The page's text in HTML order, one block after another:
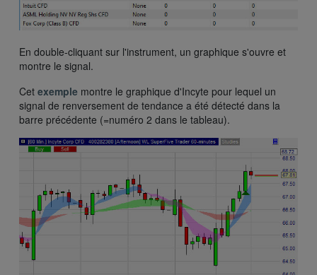
En double-cliquant sur l'instrument, un graphique s'ouvre et
montre le signal.
Cet exemple montre le graphique d'Incyte pour lequel un
signal de renversement de tendance a été détecté dans la
barre précédente (=numéro 2 dans le tableau).